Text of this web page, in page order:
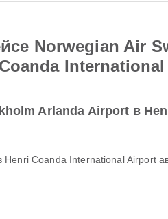
Norwegian Air
Arlanda Airport в